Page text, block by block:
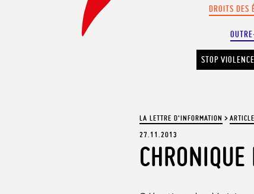
DROITS DES
STOP
LA LETTRE D'INFORMATION >
27.11.2013